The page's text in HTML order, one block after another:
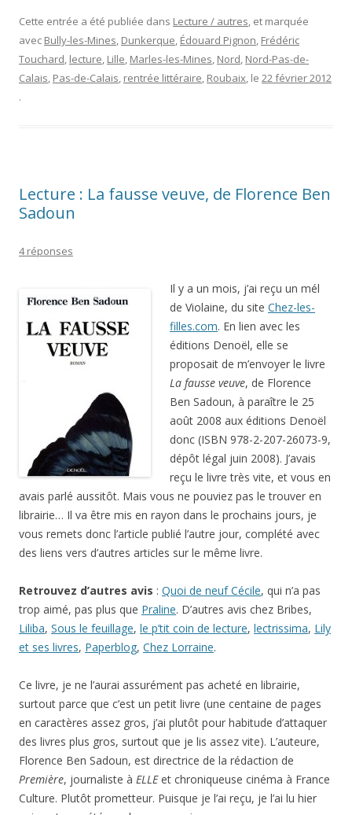
Cette entrée a été publiée dans Lecture / autres, et marquée
avec Bully-les-Mines, Dunkerque, Édouard Pignon, Frédéric
Touchard, lecture, Lille, Marles-les-Mines, Nord, Nord-Pas-de-
Calais, Pas-de-Calais, rentrée littéraire, Roubaix, le 22 février 2012
.
Lecture : La fausse veuve, de Florence Ben
Sadoun
4 réponses
Il y a un mois, j’ai reçu un mél
de Violaine, du site Chez-les-
filles.com. En lien avec les
éditions Denoël, elle se
proposait de m’envoyer le livre
La fausse veuve, de Florence
Ben Sadoun, à paraître le 25
août 2008 aux éditions Denoël
donc (ISBN 978-2-207-26073-9,
dépôt légal juin 2008). J’avais
reçu le livre très vite, et vous en
avais parlé aussitôt. Mais vous ne pouviez pas le trouver en
librairie… Il va être mis en rayon dans le prochains jours, je
vous remets donc l’article publié l’autre jour, complété avec
des liens vers d’autres articles sur le même livre.
Retrouvez d’autres avis : Quoi de neuf Cécile, qui n’a pas
trop aimé, pas plus que Praline. D’autres avis chez Bribes,
Liliba, Sous le feuillage, le p’tit coin de lecture, lectrissima, Lily
et ses livres, Paperblog, Chez Lorraine.
Ce livre, je ne l’aurai assurément pas acheté en librairie,
surtout parce que c’est un petit livre (une centaine de pages
en caractères assez gros, j’ai plutôt pour habitude d’attaquer
des livres plus gros, surtout que je lis assez vite). L’auteure,
Florence Ben Sadoun, est directrice de la rédaction de
Première, journaliste à ELLEet chroniqueuse cinéma à France
Culture. Plutôt prometteur. Puisque je l’ai reçu, je l’ai lu hier